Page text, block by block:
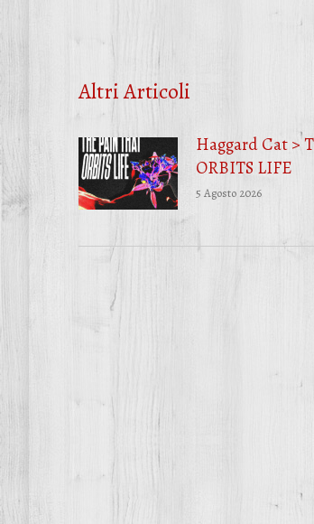
Altri Articoli
Haggard Cat >
ORBITS LIFE
5 Agosto 2026